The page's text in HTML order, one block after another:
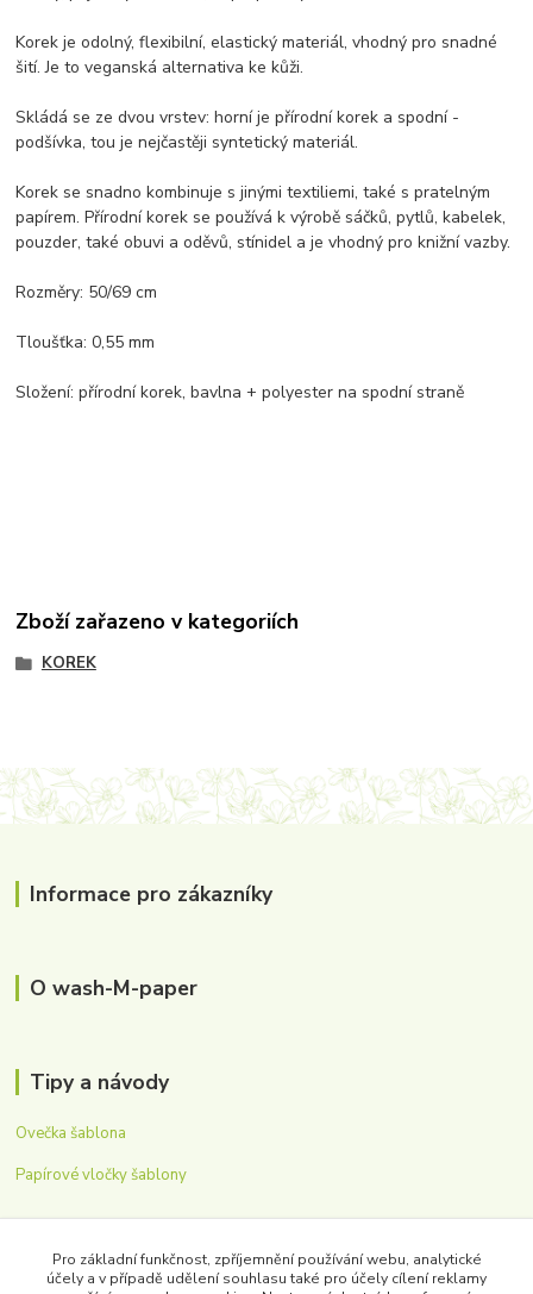
Korek je odolný, flexibilní, elastický materiál, vhodný pro snadné
šití. Je to veganská alternativa ke kůži.
Skládá se ze dvou vrstev: horní je přírodní korek a spodní -
podšívka, tou je nejčastěji syntetický materiál.
Korek se snadno kombinuje s jinými textiliemi, také s pratelným
papírem. Přírodní korek se používá k výrobě sáčků, pytlů, kabelek,
pouzder, také obuvi a oděvů, stínidel a je vhodný pro knižní vazby.
Rozměry: 50/69 cm
Tloušťka: 0,55 mm
Složení: přírodní korek, bavlna + polyester na spodní straně
Zboží zařazeno v kategoriích
KOREK
Informace pro zákazníky
O wash-M-paper
Tipy a návody
Ovečka šablona
Papírové vločky šablony
Zákaznická podpora
Pro základní funkčnost, zpříjemnění používání webu, analytické
účely a v případě udělení souhlasu také pro účely cílení reklamy